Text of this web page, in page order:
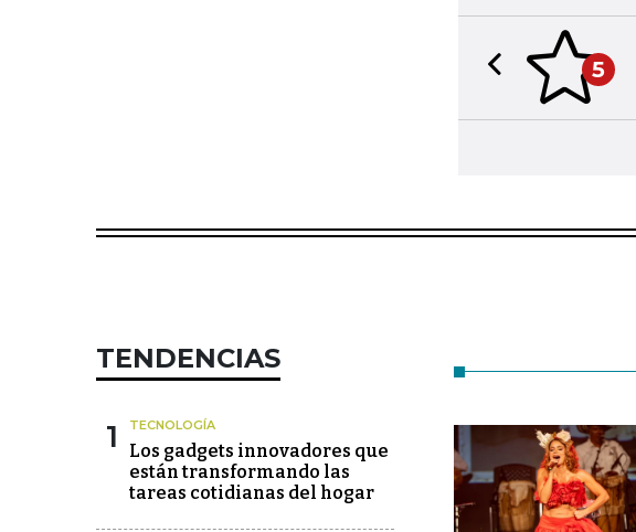
5
Previous slide
TENDENCIAS
1 TECNOLOGÍA
Los gadgets innovadores que
están transformando las
tareas cotidianas del hogar